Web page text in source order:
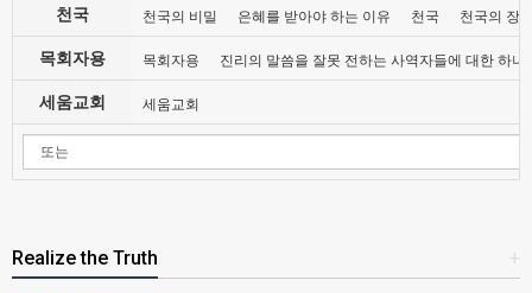
천국 천국의 비밀 은혜를 받아야 하는 이유 천국 천국의 장
목회자용 목회자용 진리의 말씀을 잘못 전하는 사역자들에 대한 하나
세움교회 세움교회
+
Realize the Truth